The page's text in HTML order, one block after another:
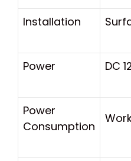
Installation
Power DC
Power
Consumption